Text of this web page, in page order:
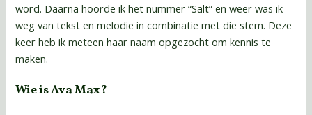
word. Daarna hoorde ik het nummer “Salt” en weer was ik
weg van tekst en melodie in combinatie met die stem. Deze
keer heb ik meteen haar naam opgezocht om kennis te
maken.
Wie is Ava Max?